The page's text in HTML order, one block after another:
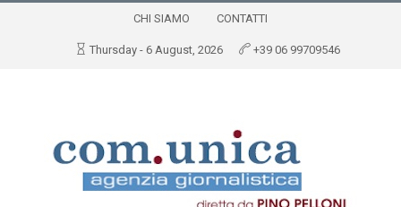
CHI SIAMO CONTATTI
Thursday - 6 August, 2026 +39 06 99709546